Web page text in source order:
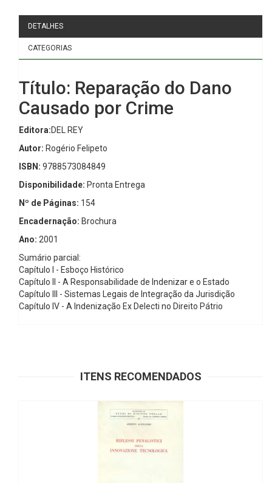
DETALHES
CATEGORIAS
Título: Reparação do Dano
Causado por Crime
Editora:DEL REY
Autor: Rogério Felipeto
ISBN: 9788573084849
Disponibilidade: Pronta Entrega
Nº de Páginas: 154
Encadernação: Brochura
Ano: 2001
Sumário parcial:
Capítulo I - Esboço Histórico
Capítulo II - A Responsabilidade de Indenizar e o Estado
Capítulo III - Sistemas Legais de Integração da Jurisdição
Capítulo IV - A Indenização Ex Delecti no Direito Pátrio
ITENS RECOMENDADOS